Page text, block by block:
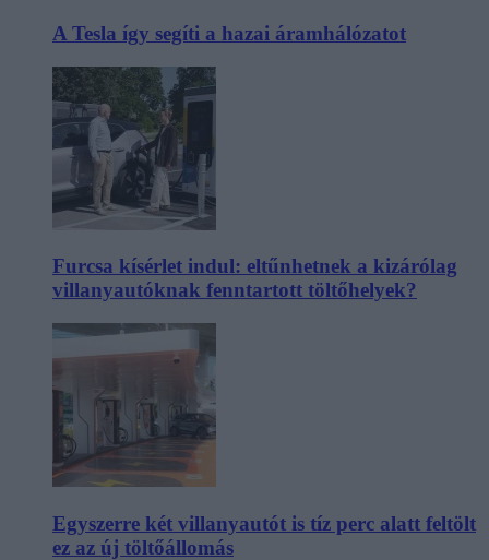
A Tesla így segíti a hazai áramhálózatot
Furcsa kísérlet indul: eltűnhetnek a kizárólag
villanyautóknak fenntartott töltőhelyek?
Egyszerre két villanyautót is tíz perc alatt feltölt
ez az új töltőállomás